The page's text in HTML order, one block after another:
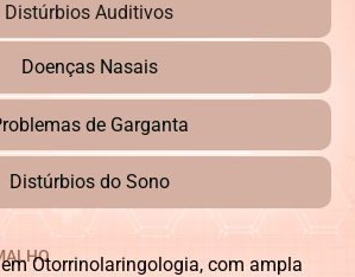
Otorrinolaringologia, com ampla
Distúrbios Auditivos
Doenças Nasais
de Garganta
Distúrbios do Sono